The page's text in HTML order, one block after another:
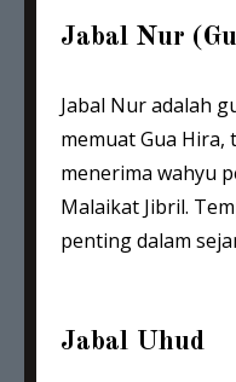
Jabal Nur
Jabal Nur adalah
memuat Gua
menerima wahyu
Malaikat Jibril.
penting dalam
Jabal Uhud